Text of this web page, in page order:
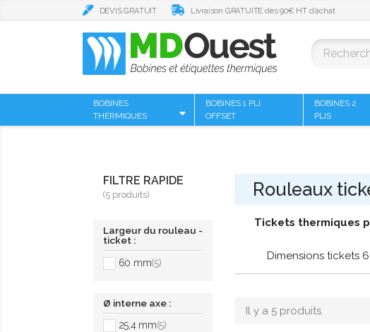
DEVIS GRATUIT Livraison GRATUITE dès 90€ HT d’achat
BOBINES
THERMIQUES
BOBINES 1 PLI
OFFSET
BOBINES 2
PLIS
FILTRE RAPIDE
(5 produits)
Largeur du rouleau -
ticket :
60 mm(5)
Ø interne axe :
25,4 mm(5)
Rouleaux
Tickets thermiques
Dimensions tickets
Il y a 5 produits.